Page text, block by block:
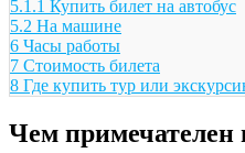
5.1.1 Купить билет на автобус
5.2 На машине
6 Часы работы
7 Стоимость билета
8 Где купить тур или
Чем примечателен